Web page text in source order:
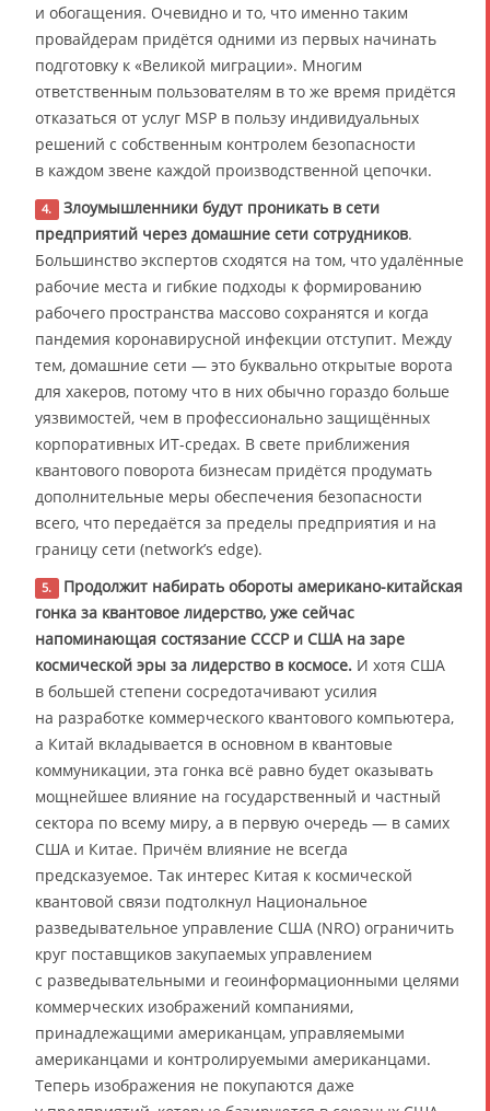
и обогащения. Очевидно и то, что именно таким
провайдерам придётся одними из первых начинать
подготовку к «Великой миграции». Многим
ответственным пользователям в то же время придётся
отказаться от услуг MSP в пользу индивидуальных
решений с собственным контролем безопасности
в каждом звене каждой производственной цепочки.
4.
Злоумышленники будут проникать в сети
предприятий через домашние сети сотрудников.
Большинство экспертов сходятся на том, что удалённые
рабочие места и гибкие подходы к формированию
рабочего пространства массово сохранятся и когда
пандемия коронавирусной инфекции отступит. Между
тем, домашние сети — это буквально открытые ворота
для хакеров, потому что в них обычно гораздо больше
уязвимостей, чем в профессионально защищённых
корпоративных ИТ-средах. В свете приближения
квантового поворота бизнесам придётся продумать
дополнительные меры обеспечения безопасности
всего, что передаётся за пределы предприятия и на
границу сети (network’s edge).
5.
Продолжит набирать обороты американо-китайская
гонка за квантовое лидерство, уже сейчас
напоминающая состязание СССР и США на заре
космической эры за лидерство в космосе. И хотя США
в большей степени сосредотачивают усилия
на разработке коммерческого квантового компьютера,
а Китай вкладывается в основном в квантовые
коммуникации, эта гонка всё равно будет оказывать
мощнейшее влияние на государственный и частный
сектора по всему миру, а в первую очередь — в самих
США и Китае. Причём влияние не всегда
предсказуемое. Так интерес Китая к космической
квантовой связи подтолкнул Национальное
разведывательное управление США (NRO) ограничить
круг поставщиков закупаемых управлением
с разведывательными и геоинформационными целями
коммерческих изображений компаниями,
принадлежащими американцам, управляемыми
американцами и контролируемыми американцами.
Теперь изображения не покупаются даже